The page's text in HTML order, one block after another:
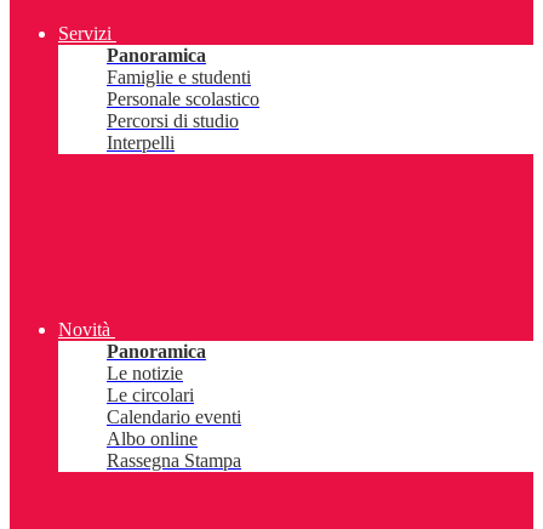
Servizi
Panoramica
Famiglie e studenti
Personale scolastico
Percorsi di studio
Interpelli
Novità
Panoramica
Le notizie
Le circolari
Calendario eventi
Albo online
Rassegna Stampa